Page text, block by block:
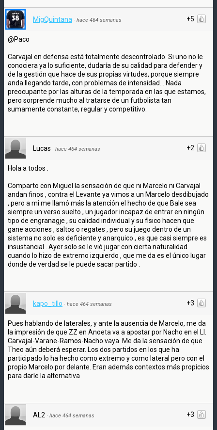
+5
MigQuintana · hace 464 semanas
@Paco
Carvajal en defensa está totalmente descontrolado. Si uno no le
conociera ya lo suficiente, dudaría de su calidad para defender y
de la gestión que hace de sus propias virtudes, porque siempre
anda llegando tarde, con problemas de intensidad... Nada
preocupante por las alturas de la temporada en las que estamos,
pero sorprende mucho al tratarse de un futbolista tan
sumamente constante, regular y competitivo.
+2
Lucas · hace 464 semanas
Hola a todos .
Comparto con Miguel la sensación de que ni Marcelo ni Carvajal
andan finos , contra el Levante ya vimos a un Marcelo desdibujado
, pero a mi me llamó más la atención el hecho de que Bale sea
siempre un verso suelto , un jugador incapaz de entrar en ningún
tipo de engranagje , su calidad individual y su fisico hacen que
gane acciones , saltos o regates , pero su juego dentro de un
sistema no solo es deficiente y anarquico , es que casi siempre es
insustancial . Ayer solo se le vió jugar con cierta naturalidad
cuando lo hizo de extremo izquierdo , que me da es el único lugar
donde de verdad se le puede sacar partido .
+3
kapo_tillo · hace 464 semanas
Pues hablando de laterales, y ante la ausencia de Marcelo, me da
la impresión de que ZZ en Anoeta va a apostar por Nacho en el LI.
Carvajal-Varane-Ramos-Nacho vaya. Me da la sensación de que
Theo aún deberá esperar. Los dos partidos en los que ha
participado lo ha hecho como extremo y como lateral pero con el
propio Marcelo por delante. Eran además contextos más propicios
para darle la alternativa
+3
AL2 · hace 464 semanas